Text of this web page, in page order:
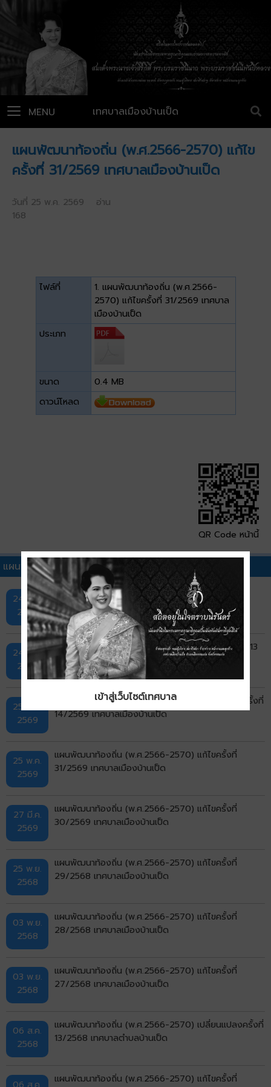
เทศบาลเมืองบ้านเป็ด
MENU
แผนพัฒนาท้องถิ่น (พ.ศ.2566-2570) แก้ไข
ครั้งที่ 31/2569 เทศบาลเมืองบ้านเป็ด
วันที่ 25 พ.ค. 2569 อ่าน
168
ไฟล์ที่
1. แผนพัฒนาท้องถิ่น (พ.ศ.2566-
2570) แก้ไขครั้งที่ 31/2569 เทศบาล
เมืองบ้านเป็ด
ประเภท
ขนาด
0.4 MB
ดาวน์โหลด
QR Code หน้านี้
แผนพัฒนาท้องถิ่นอื่นๆ
24 ก.ค.
2569
แผนพัฒนาท้องถิ่น (พ.ศ.2566-2570) แก้ไขครั้งที่
32/2569 เทศบาลเมืองบ้านเป็ด
24 ก.ค.
2569
แผนพัฒนาท้องถิ่น (พ.ศ.2566-2570) เพิ่มเติมครั้งที่ 13
พ.ศ.2569 เทศบาลเมืองบ้านเป็ด
25 พ.ค.
2569
แผนพัฒนาท้องถิ่น (พ.ศ.2566-2570) เปลี่ยนแปลงครั้งที่
14/2569 เทศบาลเมืองบ้านเป็ด
25 พ.ค.
2569
แผนพัฒนาท้องถิ่น (พ.ศ.2566-2570) แก้ไขครั้งที่
31/2569 เทศบาลเมืองบ้านเป็ด
27 มี.ค.
2569
แผนพัฒนาท้องถิ่น (พ.ศ.2566-2570) แก้ไขครั้งที่
30/2569 เทศบาลเมืองบ้านเป็ด
25 พ.ย.
2568
แผนพัฒนาท้องถิ่น (พ.ศ.2566-2570) แก้ไขครั้งที่
29/2568 เทศบาลเมืองบ้านเป็ด
03 พ.ย.
2568
แผนพัฒนาท้องถิ่น (พ.ศ.2566-2570) แก้ไขครั้งที่
28/2568 เทศบาลเมืองบ้านเป็ด
03 พ.ย.
2568
แผนพัฒนาท้องถิ่น (พ.ศ.2566-2570) แก้ไขครั้งที่
27/2568 เทศบาลเมืองบ้านเป็ด
06 ส.ค.
2568
แผนพัฒนาท้องถิ่น (พ.ศ.2566-2570) เปลี่ยนแปลงครั้งที่
13/2568 เทศบาลตำบลบ้านเป็ด
แผนพัฒนาท้องถิ่น (พ.ศ.2566-2570) แก้ไขครั้งที่
เข้าสู่เว็บไซต์เทศบาล